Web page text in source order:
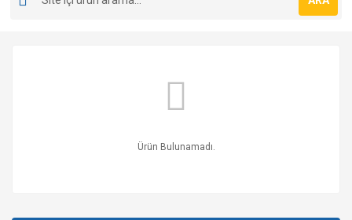
Ürün Bulunamadı.